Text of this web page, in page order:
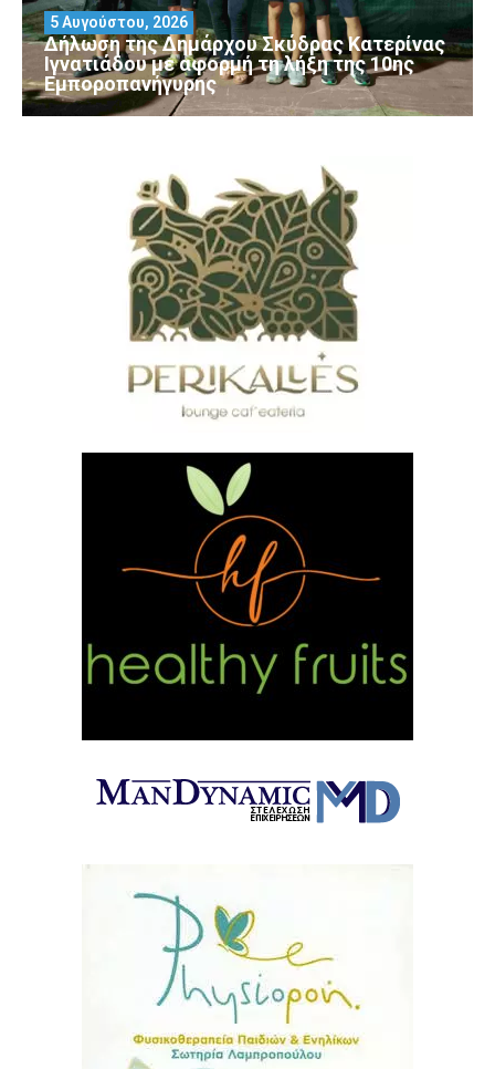
Δήλωση της Δημάρχου Σκύδρας Κατερίνας
Ιγνατιάδου με αφορμή τη λήξη της 10ης
Εμποροπανήγυρης
5 Αυγούστου, 2026